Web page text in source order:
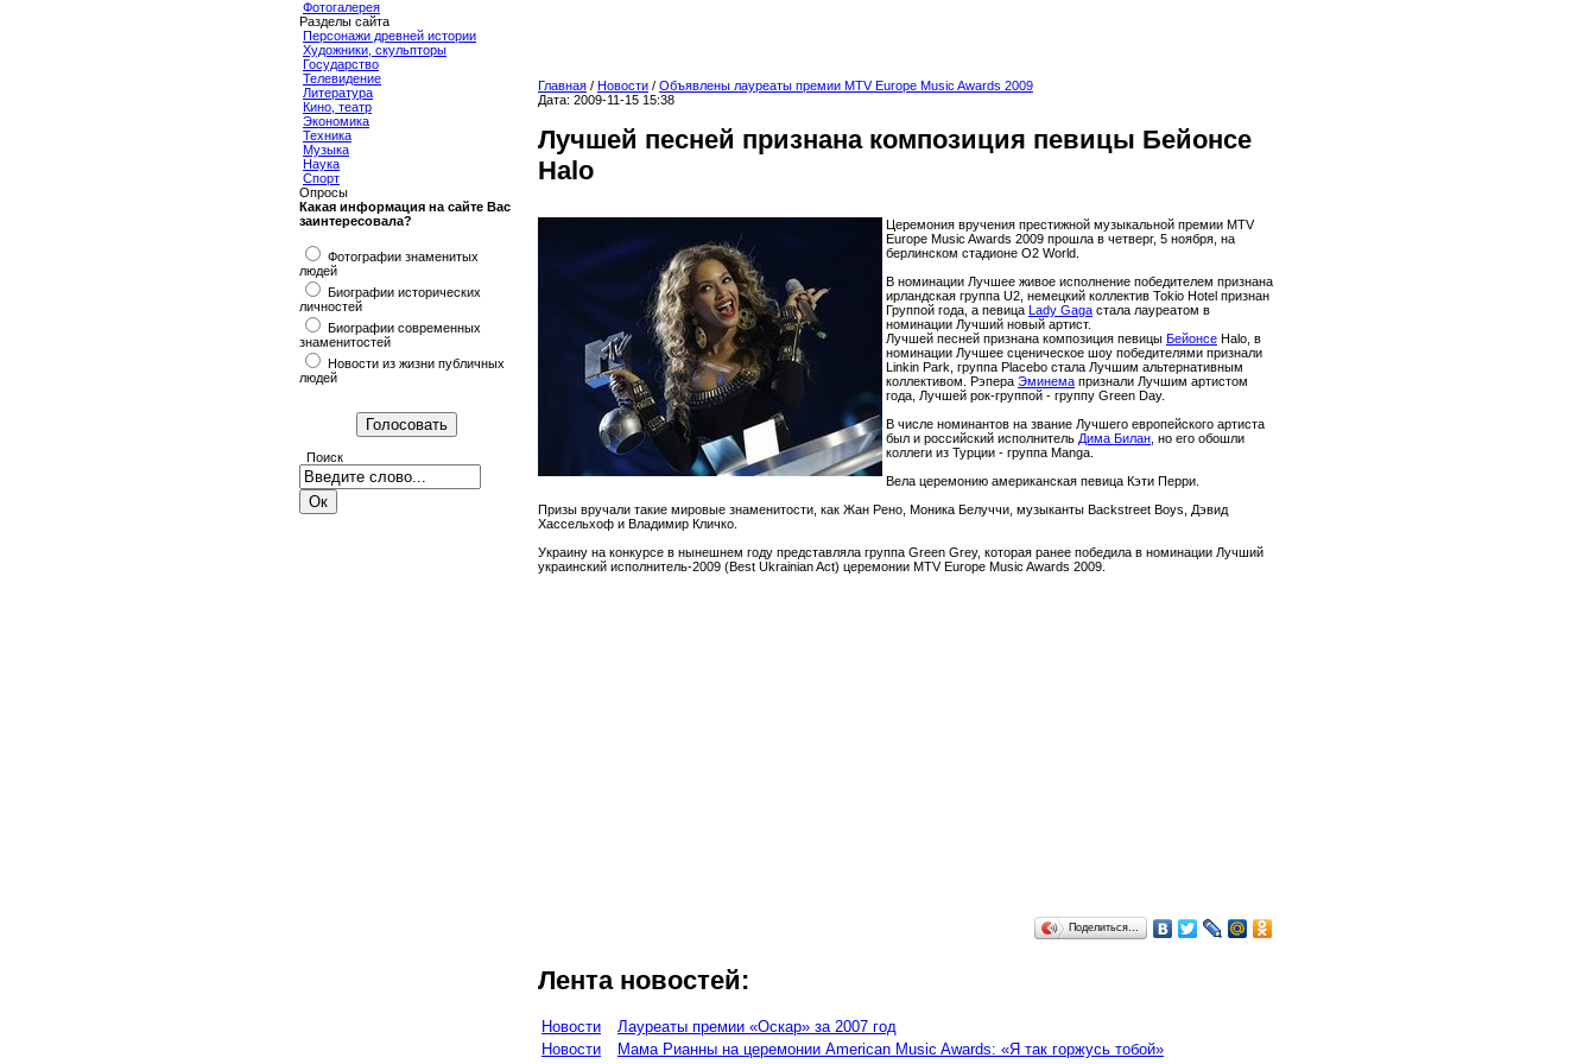
Фотогалерея
Разделы сайта
Персонажи древней истории
Художники, скульпторы
Государство
Телевидение
Литература
Кино, театр
Экономика
Техника
Музыка
Наука
Спорт
Опросы
Какая информация на сайте Вас
заинтересовала?
Фотографии знаменитых
людей
Биографии исторических
личностей
Биографии современных
знаменитостей
Новости из жизни публичных
людей
Поиск
Главная / Новости / Объявлены лауреаты премии MTV Europe Music Awards 2009
Дата: 2009-11-15 15:38
Лучшей песней признана композиция певицы Бейонсе
Halo
Церемония вручения престижной музыкальной премии MTV
Europe Music Awards 2009 прошла в четверг, 5 ноября, на
берлинском стадионе O2 World.
В номинации Лучшее живое исполнение победителем признана
ирландская группа U2, немецкий коллектив Tokio Hotel признан
Группой года, а певица Lady Gaga стала лауреатом в
номинации Лучший новый артист.
Лучшей песней признана композиция певицы Бейонсе Halo, в
номинации Лучшее сценическое шоу победителями признали
Linkin Park, группа Placebo стала Лучшим альтернативным
коллективом. Рэпера Эминема признали Лучшим артистом
года, Лучшей рок-группой - группу Green Day.
В числе номинантов на звание Лучшего европейского артиста
был и российский исполнитель Дима Билан, но его обошли
коллеги из Турции - группа Manga.
Вела церемонию американская певица Кэти Перри.
Призы вручали такие мировые знаменитости, как Жан Рено, Моника Белуччи, музыканты Backstreet Boys, Дэвид
Хассельхоф и Владимир Кличко.
Украину на конкурсе в нынешнем году представляла группа Green Grey, которая ранее победила в номинации Лучший
украинский исполнитель-2009 (Best Ukrainian Act) церемонии MTV Europe Music Awards 2009.
Поделиться…
Лента новостей:
Новости
Лауреаты премии «Оскар» за 2007 год
Новости
Мама Рианны на церемонии American Music Awards: «Я так горжусь тобой»